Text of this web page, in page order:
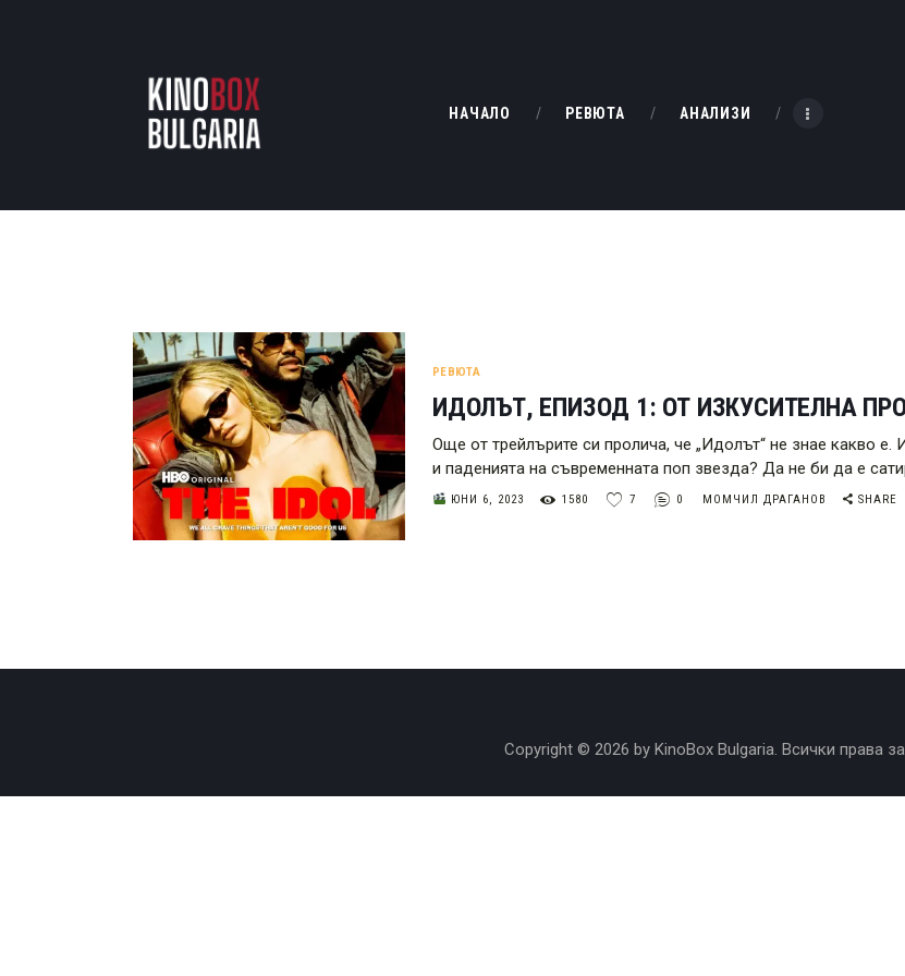
НАЧАЛО РЕВЮТА АНАЛИЗИ
РЕВЮТА
БАХТИ НАГРАДИТЕ
РЕВЮТА
ИДОЛЪТ, ЕПИЗОД 1: ОТ ИЗКУСИТЕЛНА
Още от трейлърите си пролича, че „Идолът“ не знае какво
и паденията на съвременната поп звезда? Да не би да е
ЮНИ 6, 2023 1580 7 0 МОМЧИЛ ДРАГАНОВ SHARE
Copyright © 2026 by KinoBox Bulgaria. Всички права